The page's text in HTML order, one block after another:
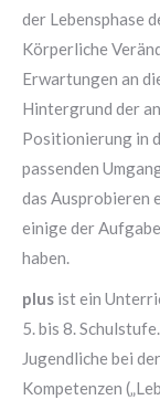
der Lebensphase
Körperliche
Erwartungen an
Hintergrund der
Positionierung in
passenden
das Ausprobieren
einige der
haben.
plus ist ein
5. bis 8.
Jugendliche bei
Kompetenzen